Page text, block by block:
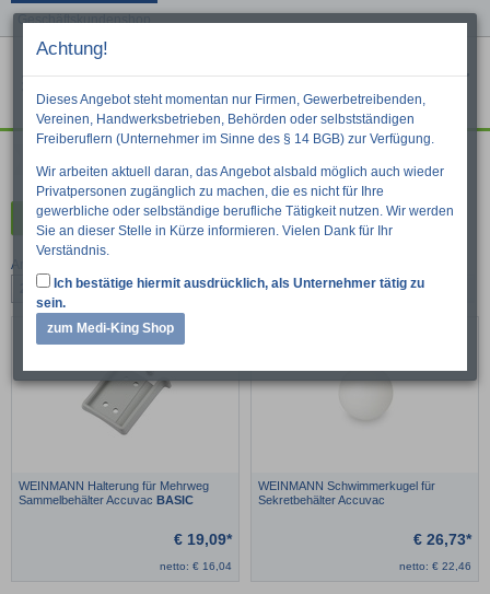
Geschäftskundenshop
Menu Suche
Kategorien
Artikel pro Seite:
48 96 1 2
»
WEINMANN Halterung für Mehrweg
Sammelbehälter Accuvac BASIC
€ 19,09*
netto: € 16,04
WEINMANN Schwimmerkugel für
Sekretbehälter Accuvac
€ 26,73*
netto: € 22,46
Achtung!
Dieses Angebot steht momentan nur Firmen, Gewerbetreibenden,
Vereinen, Handwerksbetrieben, Behörden oder selbstständigen
Freiberuflern (Unternehmer im Sinne des § 14 BGB) zur Verfügung.
Wir arbeiten aktuell daran, das Angebot alsbald möglich auch wieder
Privatpersonen zugänglich zu machen, die es nicht für Ihre
gewerbliche oder selbständige berufliche Tätigkeit nutzen. Wir werden
Sie an dieser Stelle in Kürze informieren. Vielen Dank für Ihr
Verständnis.
Ich bestätige hiermit ausdrücklich, als Unternehmer tätig zu
sein.
zum Medi-King Shop